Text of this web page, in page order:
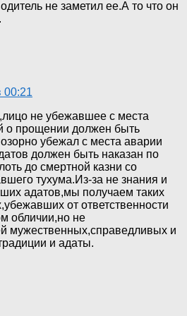
не заметил ее.А то что он
00:21
не убежавшее с места
о прощении должен быть
убежал с места аварии
должен быть наказан по
до смертной казни со
тухума.Из-за не знания и
адатов,мы получаем таких
от ответственности
обличии,но не
мужественных,справедливых и
и адаты.